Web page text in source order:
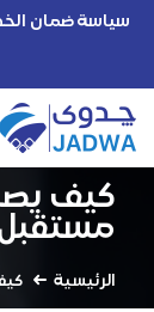
سياسة ضمان
كيف
مستقبل
الرئيسية